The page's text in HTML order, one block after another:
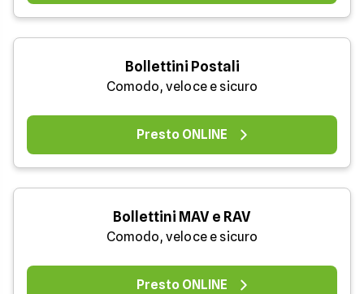
Bollettini Postali
Comodo, veloce e sicuro
Presto ONLINE
Bollettini MAV e RAV
Comodo, veloce e sicuro
Presto ONLINE